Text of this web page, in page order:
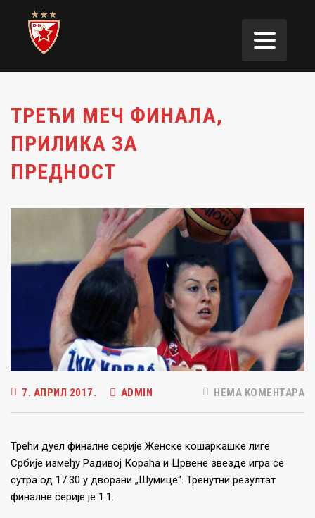
ТРЕЋИ МЕЧ ФИНАЛА,
ПРИЛИКА ЗА
ПРЕДНОСТ
7. АПРИЛ 2017. ADMIN НЕМА КОМЕНТАРА
Трећи дуел финалне серије Женске кошаркашке лиге
Србије између Радивој Кораћа и Црвене звезде игра се
сутра од 17.30 у дворани „Шумице“. Тренутни резултат
финалне серије је 1:1.